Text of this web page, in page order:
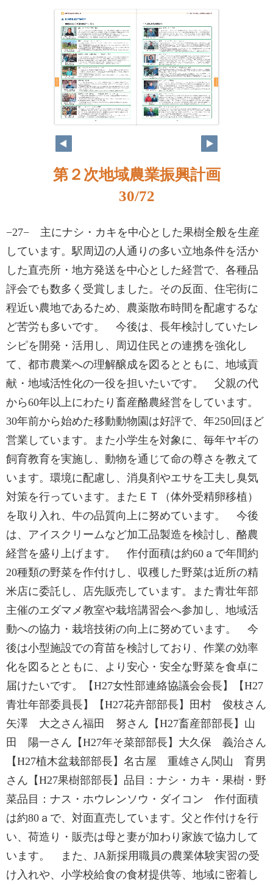
第２次地域農業振興計画
30/72
−27− 主にナシ・カキを中心とした果樹全般を生産
しています。駅周辺の人通りの多い立地条件を活か
した直売所・地方発送を中心とした経営で、各種品
評会でも数多く受賞しました。その反面、住宅街に
程近い農地であるため、農薬散布時間を配慮するな
ど苦労も多いです。 今後は、長年検討していたレ
シピを開発・活用し、周辺住民との連携を強化し
て、都市農業への理解醸成を図るとともに、地域貢
献・地域活性化の一役を担いたいです。 父親の代
から60年以上にわたり畜産酪農経営をしています。
30年前から始めた移動動物園は好評で、年250回ほど
営業しています。また小学生を対象に、毎年ヤギの
飼育教育を実施し、動物を通じて命の尊さを教えて
います。環境に配慮し、消臭剤やエサを工夫し臭気
対策を行っています。またＥＴ（体外受精卵移植）
を取り入れ、牛の品質向上に努めています。 今後
は、アイスクリームなど加工品製造を検討し、酪農
経営を盛り上げます。 作付面積は約60ａで年間約
20種類の野菜を作付けし、収穫した野菜は近所の精
米店に委託し、店先販売しています。また青壮年部
主催のエダマメ教室や栽培講習会へ参加し、地域活
動への協力・栽培技術の向上に努めています。 今
後は小型施設での育苗を検討しており、作業の効率
化を図るとともに、より安心・安全な野菜を食卓に
届けたいです。【H27女性部連絡協議会会長】【H27
青壮年部委員長】【H27花卉部部長】田村 俊枝さん
矢澤 大之さん福田 努さん【H27畜産部部長】山
田 陽一さん【H27年そ菜部部長】大久保 義治さん
【H27植木盆栽部部長】名古屋 重雄さん関山 育男
さん【H27果樹部部長】品目：ナシ・カキ・果樹・野
菜品目：ナス・ホウレンソウ・ダイコン 作付面積
は約80ａで、対面直売しています。父と作付けを行
い、荷造り・販売は母と妻が加わり家族で協力して
います。 また、JA新採用職員の農業体験実習の受
け入れや、小学校給食の食材提供等、地域に密着し